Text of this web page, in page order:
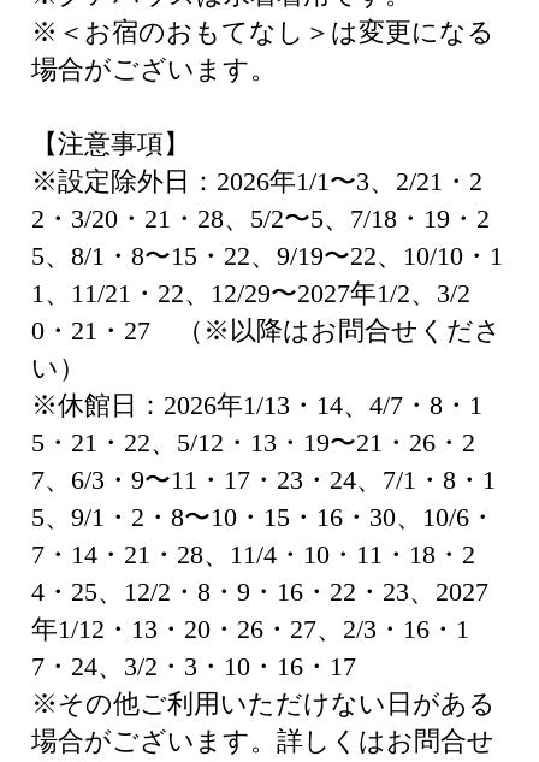
※＜お宿のおもてなし＞は変更になる
場合がございます。
【注意事項】
※設定除外日：2026年1/1〜3、2/21・2
2・3/20・21・28、5/2〜5、7/18・19・2
5、8/1・8〜15・22、9/19〜22、10/10・1
1、11/21・22、12/29〜2027年1/2、3/2
0・21・27 （※以降はお問合せくださ
い）
※休館日：2026年1/13・14、4/7・8・1
5・21・22、5/12・13・19〜21・26・2
7、6/3・9〜11・17・23・24、7/1・8・1
5、9/1・2・8〜10・15・16・30、10/6・
7・14・21・28、11/4・10・11・18・2
4・25、12/2・8・9・16・22・23、2027
年1/12・13・20・26・27、2/3・16・1
7・24、3/2・3・10・16・17
※その他ご利用いただけない日がある
場合がございます。詳しくはお問合せ